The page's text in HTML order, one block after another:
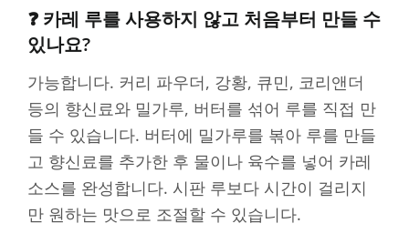
❓ 카레 루를 사용하지 않고 처음부터 만들 수
있나요?
가능합니다. 커리 파우더, 강황, 큐민, 코리앤더
등의 향신료와 밀가루, 버터를 섞어 루를 직접 만
들 수 있습니다. 버터에 밀가루를 볶아 루를 만들
고 향신료를 추가한 후 물이나 육수를 넣어 카레
소스를 완성합니다. 시판 루보다 시간이 걸리지
만 원하는 맛으로 조절할 수 있습니다.